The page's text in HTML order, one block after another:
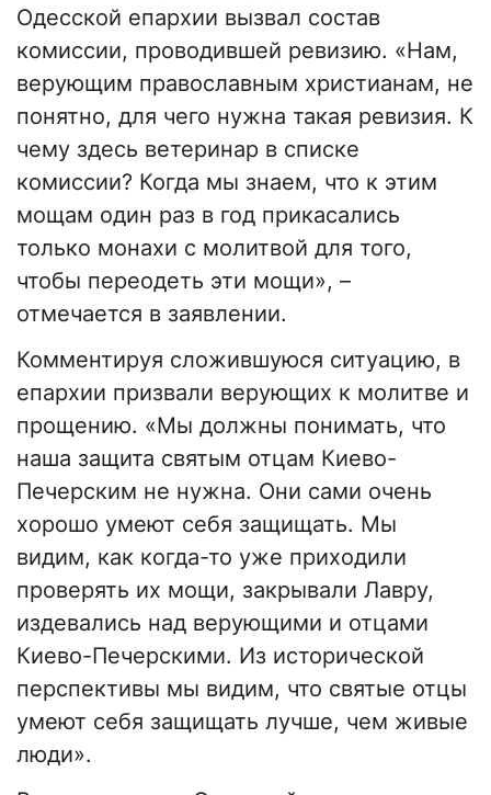
Одесской епархии вызвал состав
комиссии, проводившей ревизию. «Нам,
верующим православным христианам, не
понятно, для чего нужна такая ревизия. К
чему здесь ветеринар в списке
комиссии? Когда мы знаем, что к этим
мощам один раз в год прикасались
только монахи с молитвой для того,
чтобы переодеть эти мощи», –
отмечается в заявлении.
Комментируя сложившуюся ситуацию, в
епархии призвали верующих к молитве и
прощению. «Мы должны понимать, что
наша защита святым отцам Киево-
Печерским не нужна. Они сами очень
хорошо умеют себя защищать. Мы
видим, как когда-то уже приходили
проверять их мощи, закрывали Лавру,
издевались над верующими и отцами
Киево-Печерскими. Из исторической
перспективы мы видим, что святые отцы
умеют себя защищать лучше, чем живые
люди».